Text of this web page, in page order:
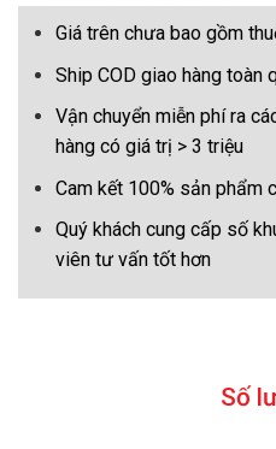
Giá trên chưa bao gồm
Ship COD giao hàng toàn
Vận chuyển miễn phí ra
hàng có giá trị > 3 triệu
Cam kết 100% sản phẩm
Quý khách cung cấp số
viên tư vấn tốt hơn
Số